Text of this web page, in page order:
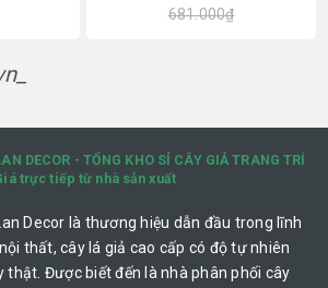
681.000₫
DECOR - TỔNG KHO SỈ CÂY GIẢ TRANG TRÍ
trực tiếp từ nhà sản xuất
Lan Decor là thương hiệu dẫn đầu trong lĩnh
thất, cây lá giả cao cấp có độ tự nhiên
thật. Được biết đến là nhà phân phối cây